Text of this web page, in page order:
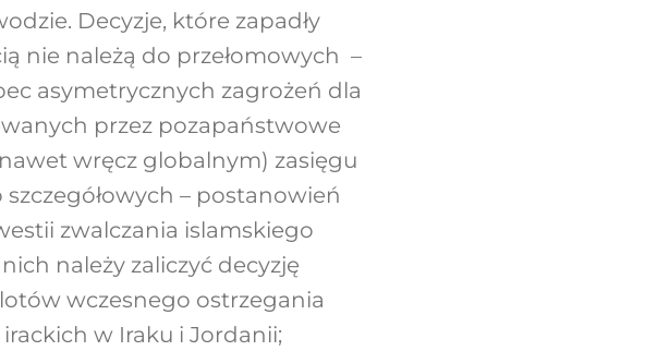
Decyzje, które zapadły
nie należą do przełomowych –
asymetrycznych zagrożeń dla
przez pozapaństwowe
wręcz globalnym) zasięgu
– postanowień
zwalczania islamskiego
należy zaliczyć decyzję
wczesnego ostrzegania
w Iraku i Jordanii;